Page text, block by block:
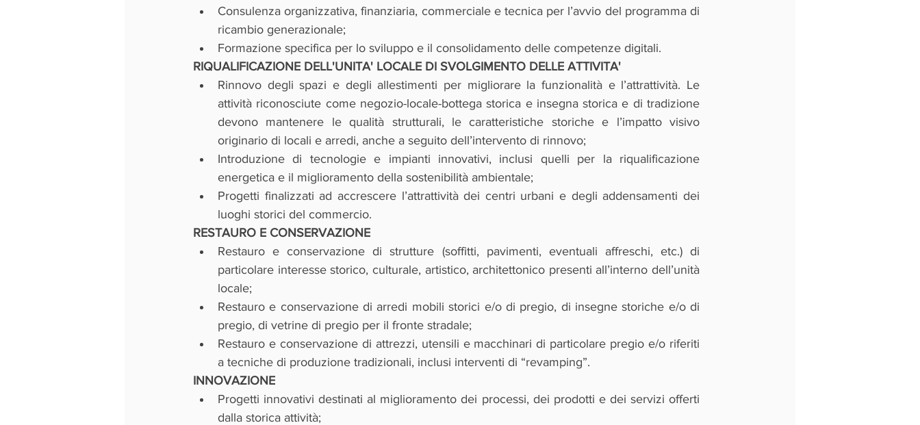
Consulenza organizzativa, finanziaria, commerciale e tecnica per l’avvio del programma di
ricambio generazionale;
Formazione specifica per lo sviluppo e il consolidamento delle competenze digitali.
RIQUALIFICAZIONE DELL'UNITA' LOCALE DI SVOLGIMENTO DELLE ATTIVITA'
Rinnovo degli spazi e degli allestimenti per migliorare la funzionalità e l’attrattività. Le
attività riconosciute come negozio-locale-bottega storica e insegna storica e di tradizione
devono mantenere le qualità strutturali, le caratteristiche storiche e l’impatto visivo
originario di locali e arredi, anche a seguito dell’intervento di rinnovo;
Introduzione di tecnologie e impianti innovativi, inclusi quelli per la riqualificazione
energetica e il miglioramento della sostenibilità ambientale;
Progetti finalizzati ad accrescere l’attrattività dei centri urbani e degli addensamenti dei
luoghi storici del commercio.
RESTAURO E CONSERVAZIONE
Restauro e conservazione di strutture (soffitti, pavimenti, eventuali affreschi, etc.) di
particolare interesse storico, culturale, artistico, architettonico presenti all’interno dell’unità
locale;
Restauro e conservazione di arredi mobili storici e/o di pregio, di insegne storiche e/o di
pregio, di vetrine di pregio per il fronte stradale;
Restauro e conservazione di attrezzi, utensili e macchinari di particolare pregio e/o riferiti
a tecniche di produzione tradizionali, inclusi interventi di “revamping”.
INNOVAZIONE
Progetti innovativi destinati al miglioramento dei processi, dei prodotti e dei servizi offerti
dalla storica attività;